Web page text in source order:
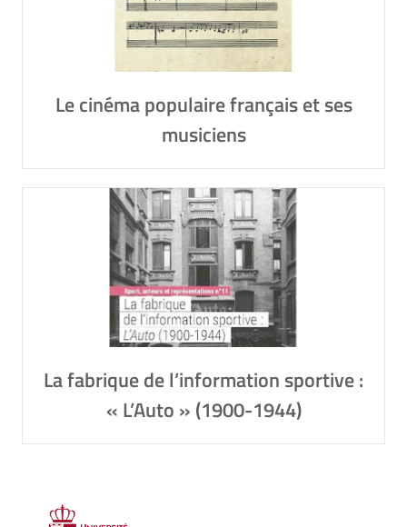
Le cinéma populaire français et ses
musiciens
La fabrique de l’information sportive :
« L’Auto » (1900-1944)